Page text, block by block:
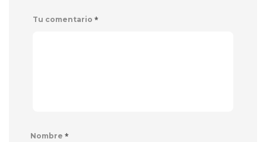
Tu comentario *
Nombre *